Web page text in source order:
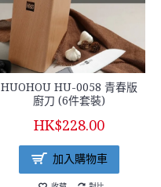
HUOHOU HU-0058 青春版
廚刀 (6件套裝)
HK$228.00
加入購物車